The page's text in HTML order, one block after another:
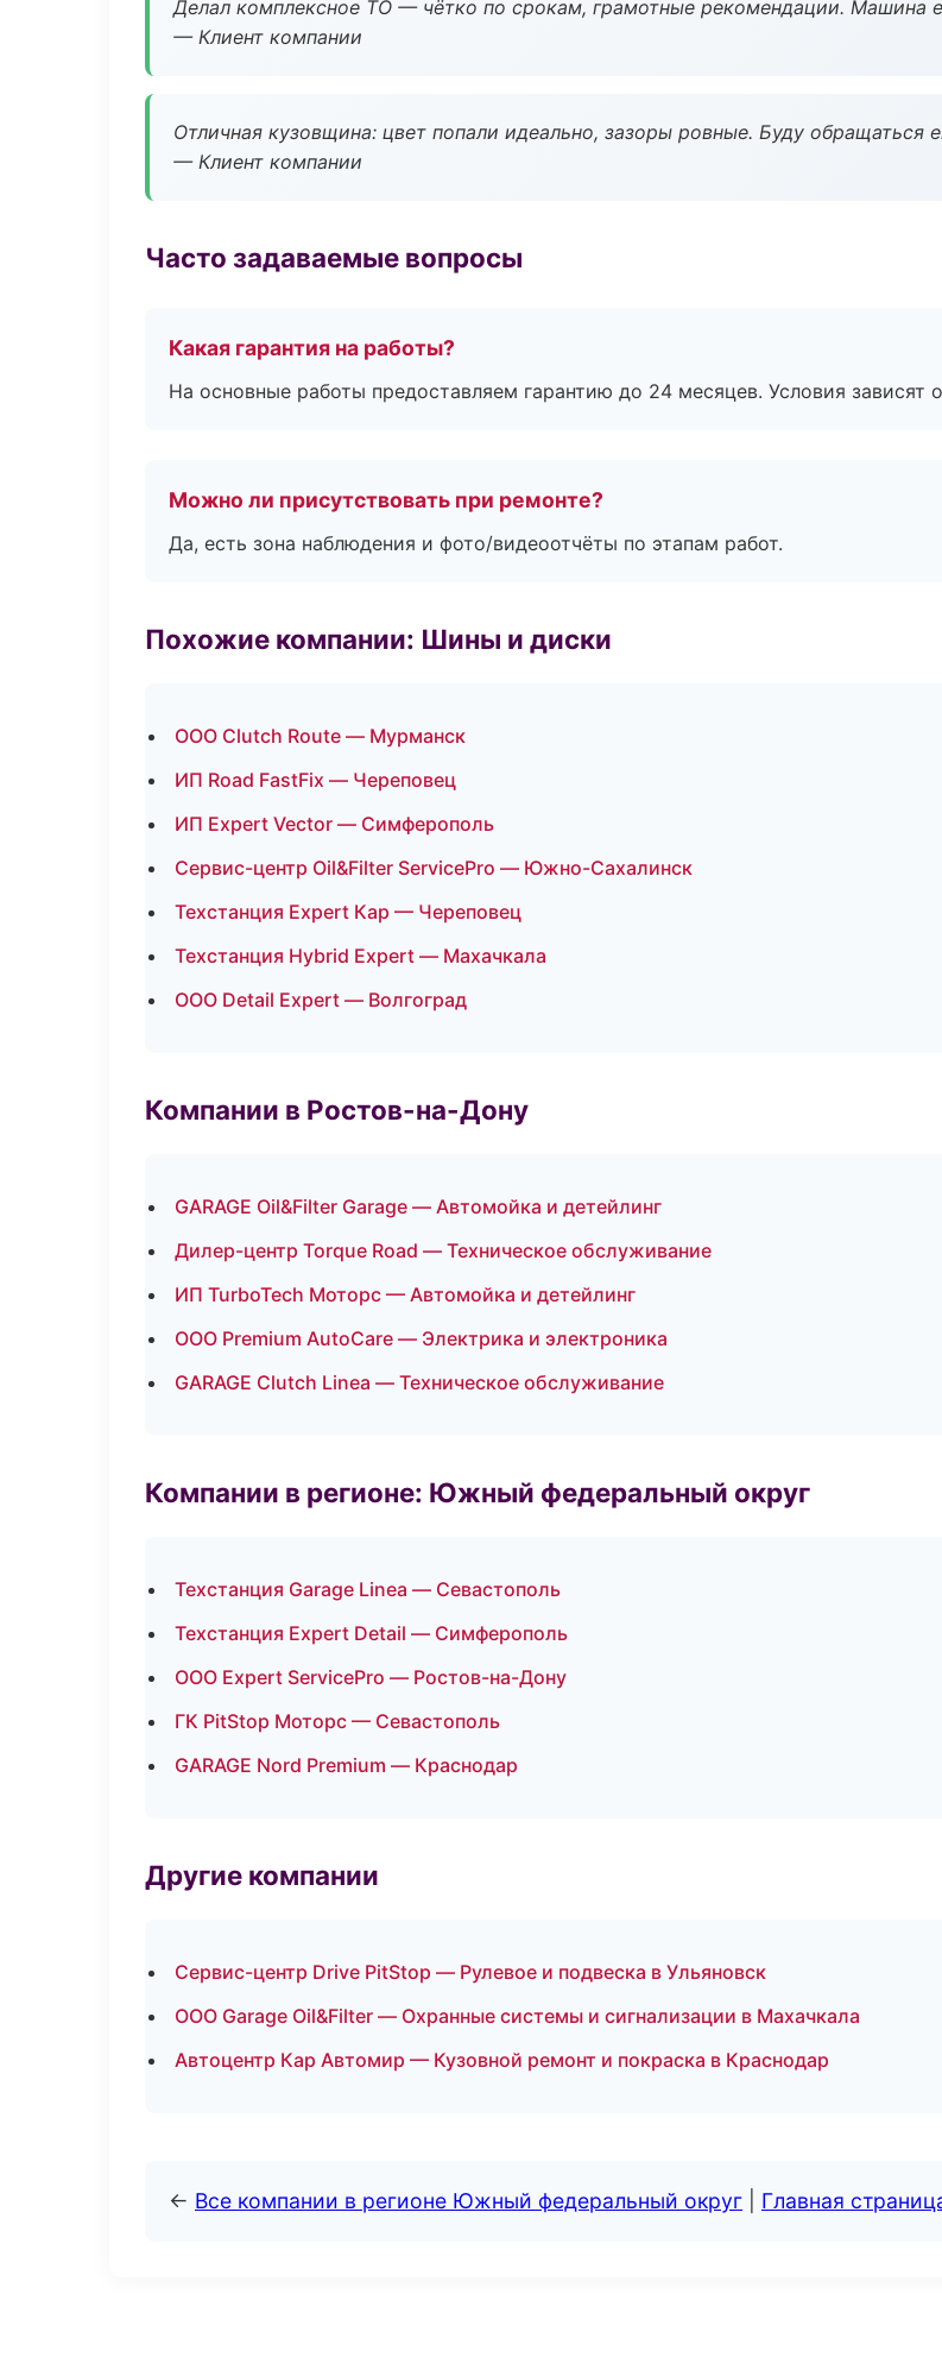
Делал комплексное ТО — чётко по срокам, грамотные рекомендации. Машина
— Клиент компании
Отличная кузовщина: цвет попали идеально, зазоры ровные. Буду обращаться
— Клиент компании
Часто задаваемые вопросы
Какая гарантия на работы?
На основные работы предоставляем гарантию до 24 месяцев. Условия зависят
Можно ли присутствовать при ремонте?
Да, есть зона наблюдения и фото/видеоотчёты по этапам работ.
Похожие компании: Шины и диски
ООО Clutch Route — Мурманск
ИП Road FastFix — Череповец
ИП Expert Vector — Симферополь
Сервис-центр Oil&Filter ServicePro — Южно-Сахалинск
Техстанция Expert Кар — Череповец
Техстанция Hybrid Expert — Махачкала
ООО Detail Expert — Волгоград
Компании в Ростов-на-Дону
GARAGE Oil&Filter Garage — Автомойка и детейлинг
Дилер-центр Torque Road — Техническое обслуживание
ИП TurboTech Моторс — Автомойка и детейлинг
ООО Premium AutoCare — Электрика и электроника
GARAGE Clutch Linea — Техническое обслуживание
Компании в регионе: Южный федеральный округ
Техстанция Garage Linea — Севастополь
Техстанция Expert Detail — Симферополь
ООО Expert ServicePro — Ростов-на-Дону
ГК PitStop Моторс — Севастополь
GARAGE Nord Premium — Краснодар
Другие компании
Сервис-центр Drive PitStop — Рулевое и подвеска в Ульяновск
ООО Garage Oil&Filter — Охранные системы и сигнализации в Махачкала
Автоцентр Кар Автомир — Кузовной ремонт и покраска в Краснодар
← Все компании в регионе Южный федеральный округ Главная